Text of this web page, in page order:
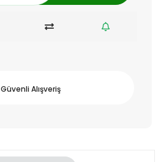
Güvenli Alışveriş